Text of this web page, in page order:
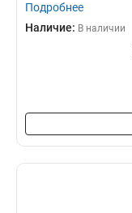
Подробнее
Наличие: В наличии